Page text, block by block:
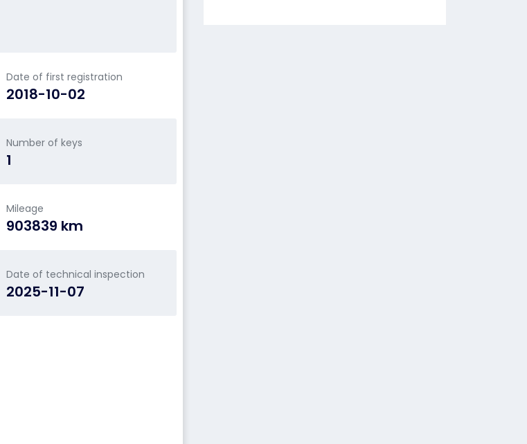
Date of first registration
2018-10-02
Number of keys
1
Mileage
903839 km
Date of technical inspection
2025-11-07